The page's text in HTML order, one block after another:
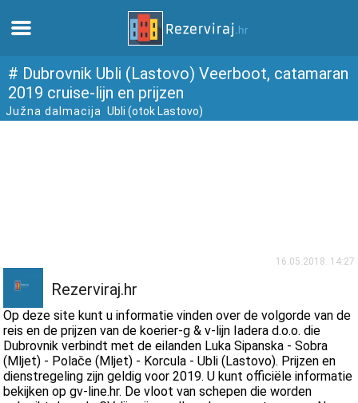
Thuis
Appartementen
Ontmoet Kroatië
musea
# Dubrovnik Ubli (Lastovo) Veerboot, catamaran
2019 cruise-lijn en prijzen
Južna dalmacija Ubli (otok Lastovo)
16.05.2018. 14:27
Rezerviraj.hr
Op deze site kunt u informatie vinden over de volgorde van de
reis en de prijzen van de koerier-g & v-lijn Iadera d.o.o. die
Dubrovnik verbindt met de eilanden Luka Sipanska - Sobra
(Mljet) - Polače (Mljet) - Korcula - Ubli (Lastovo). Prijzen en
dienstregeling zijn geldig voor 2019. U kunt officiële informatie
bekijken op gv-line.hr. De vloot van schepen die worden